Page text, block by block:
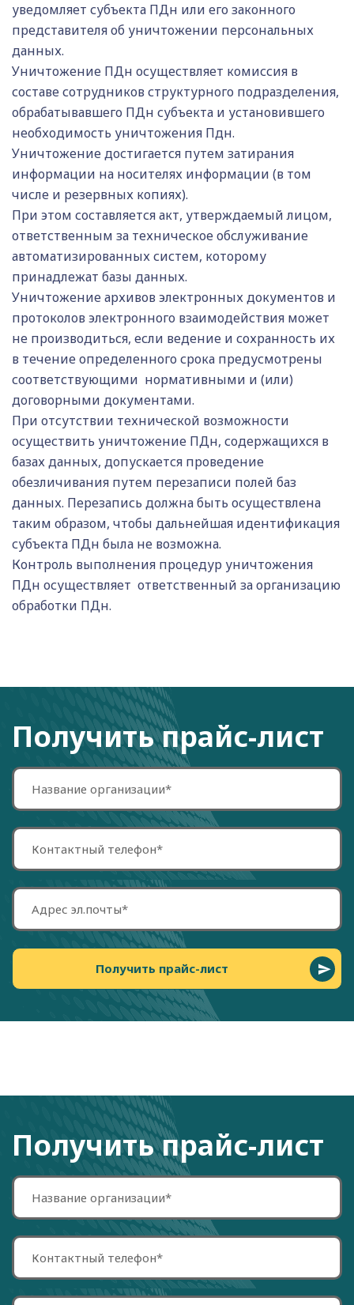
уведомляет субъекта ПДн или его законного
представителя об уничтожении персональных
данных.
Уничтожение ПДн осуществляет комиссия в
составе сотрудников структурного подразделения,
обрабатывавшего ПДн субъекта и установившего
необходимость уничтожения Пдн.
Уничтожение достигается путем затирания
информации на носителях информации (в том
числе и резервных копиях).
При этом составляется акт, утверждаемый лицом,
ответственным за техническое обслуживание
автоматизированных систем, которому
принадлежат базы данных.
Уничтожение архивов электронных документов и
протоколов электронного взаимодействия может
не производиться, если ведение и сохранность их
в течение определенного срока предусмотрены
соответствующими нормативными и (или)
договорными документами.
При отсутствии технической возможности
осуществить уничтожение ПДн, содержащихся в
базах данных, допускается проведение
обезличивания путем перезаписи полей баз
данных. Перезапись должна быть осуществлена
таким образом, чтобы дальнейшая идентификация
субъекта ПДн была не возможна.
Контроль выполнения процедур уничтожения
ПДн осуществляет ответственный за организацию
обработки ПДн.
Получить прайс-лист
Получить прайс-лист
Получить прайс-лист